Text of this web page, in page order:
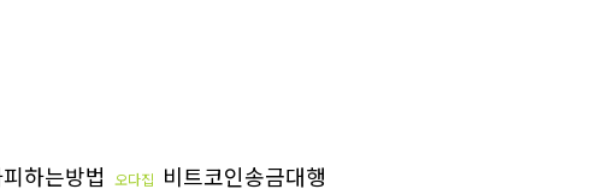
하는방법 오다집 비트코인송금대행